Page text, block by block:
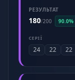
РЕЗУЛЬТАТ
180/200 90.0%
СЕРІЇ
24 22 22